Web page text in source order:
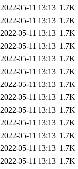
2022-05-11 13:13 1.7K
2022-05-11 13:13 1.7K
2022-05-11 13:13 1.7K
2022-05-11 13:13 1.7K
2022-05-11 13:13 1.7K
2022-05-11 13:13 1.7K
2022-05-11 13:13 1.7K
2022-05-11 13:13 1.7K
2022-05-11 13:13 1.7K
2022-05-11 13:13 1.7K
2022-05-11 13:13 1.7K
2022-05-11 13:13 1.7K
2022-05-11 13:13 1.7K